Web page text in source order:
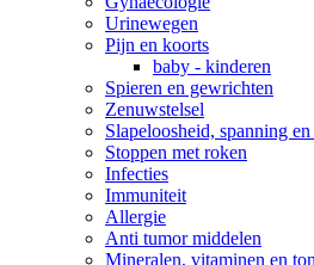
Urinewegen
Pijn en koorts
baby - kinderen
Spieren en gewrichten
Zenuwstelsel
Slapeloosheid, spanning en
Stoppen met roken
Infecties
Immuniteit
Allergie
Anti tumor middelen
Mineralen, vitaminen en